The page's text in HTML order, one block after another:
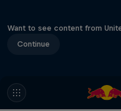
Want to see content from
Continue
Volare: